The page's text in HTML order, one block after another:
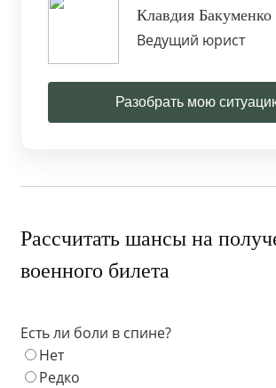
Клавдия Бакуменко
Ведущий юрист
Разобрать мою
Рассчитать шансы на
военного билета
Есть ли боли в спине?
Нет
Редко